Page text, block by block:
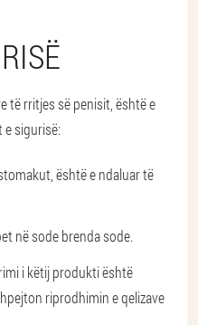
të rritjes së penisit, është e
e sigurisë:
është e ndaluar të
në sode brenda sode.
i këtij produkti është
riprodhimin e qelizave